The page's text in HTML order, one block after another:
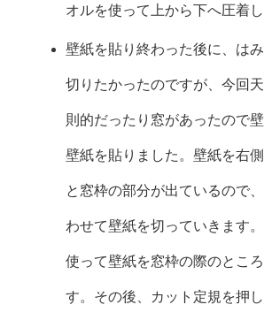
オルを使って上から下へ圧着し
壁紙を貼り終わった後に、は
切りたかったのですが、今回
則的だったり窓があったので
壁紙を貼りました。壁紙を右
と窓枠の部分が出ているので
わせて壁紙を切っていきます
使って壁紙を窓枠の際のとこ
す。その後、カット定規を押